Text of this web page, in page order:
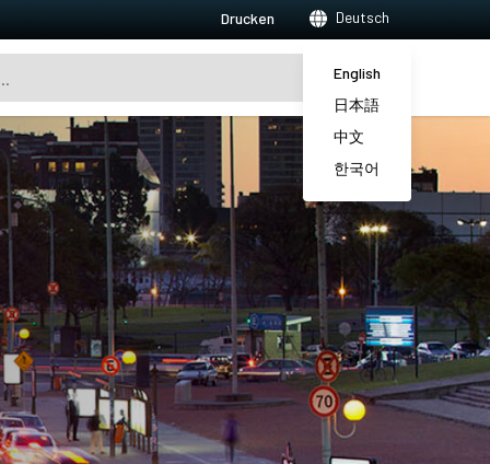
Drucken Deutsch
English
日本語
中文
한국어